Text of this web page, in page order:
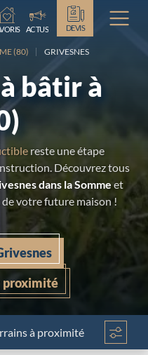
Chargement...
ACTUS DEVIS
(80) GRIVESNES
bâtir à
reste une étape
Découvrez tous
dans la Somme et
de votre future maison !
proximité
à proximité